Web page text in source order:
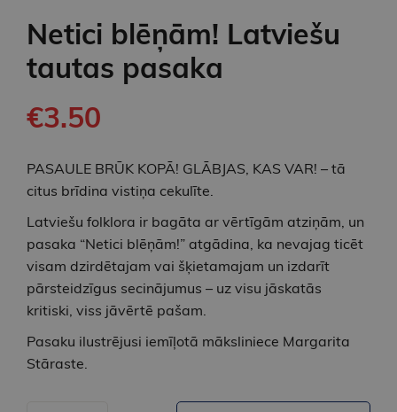
Netici blēņām! Latviešu
tautas pasaka
€3.50
PASAULE BRŪK KOPĀ! GLĀBJAS, KAS VAR! – tā
citus brīdina vistiņa cekulīte.
Latviešu folklora ir bagāta ar vērtīgām atziņām, un
pasaka “Netici blēņām!” atgādina, ka nevajag ticēt
visam dzirdētajam vai šķietamajam un izdarīt
pārsteidzīgus secinājumus – uz visu jāskatās
kritiski, viss jāvērtē pašam.
Pasaku ilustrējusi iemīļotā māksliniece Margarita
Stāraste.